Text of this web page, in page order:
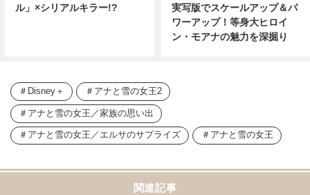
ル」×シリアルキラー!?
実写版でスケールアップ＆パ
ワーアップ！等身大ヒロイ
ン・モアナの魅力を深掘り
Disney＋ アナと雪の女王2
アナと雪の女王／家族の思い出
アナと雪の女王／エルサのサプライズ アナと雪の女王
関連記事